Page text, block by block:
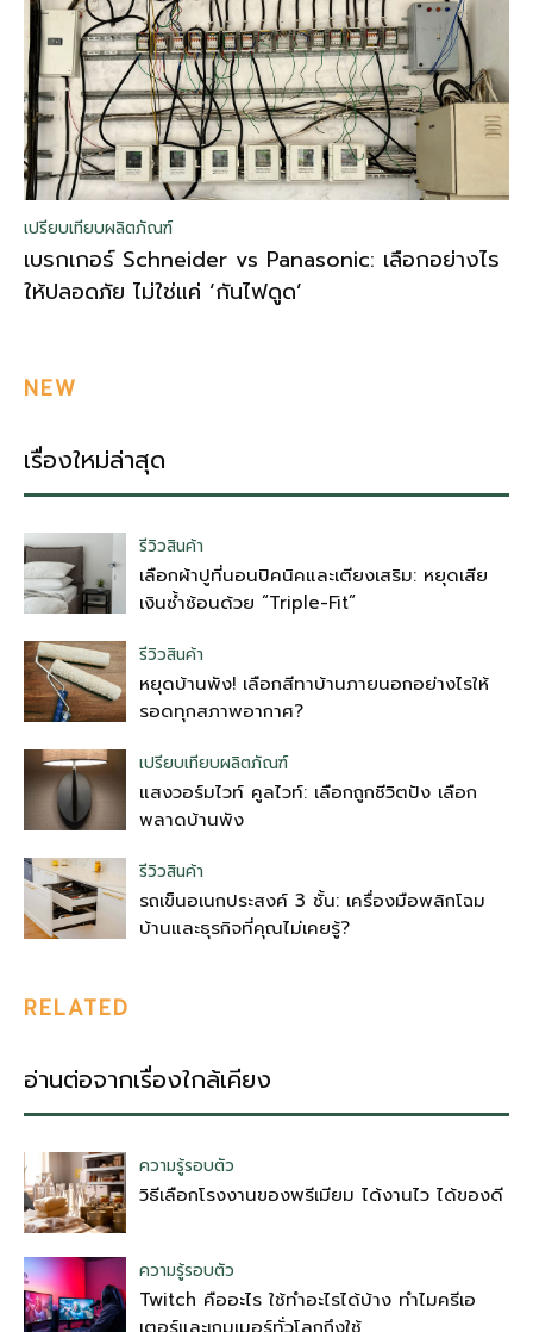
เปรียบเทียบผลิตภัณฑ์
เบรกเกอร์ Schneider vs Panasonic: เลือกอย่างไร
ให้ปลอดภัย ไม่ใช่แค่ ‘กันไฟดูด’
NEW
เรื่องใหม่ล่าสุด
รีวิวสินค้า
เลือกผ้าปูที่นอนปิคนิคและเตียงเสริม: หยุดเสีย
เงินซ้ำซ้อนด้วย “Triple-Fit”
รีวิวสินค้า
หยุดบ้านพัง! เลือกสีทาบ้านภายนอกอย่างไรให้
รอดทุกสภาพอากาศ?
เปรียบเทียบผลิตภัณฑ์
แสงวอร์มไวท์ คูลไวท์: เลือกถูกชีวิตปัง เลือก
พลาดบ้านพัง
รีวิวสินค้า
รถเข็นอเนกประสงค์ 3 ชั้น: เครื่องมือพลิกโฉม
บ้านและธุรกิจที่คุณไม่เคยรู้?
RELATED
อ่านต่อจากเรื่องใกล้เคียง
ความรู้รอบตัว
วิธีเลือกโรงงานของพรีเมียม ได้งานไว ได้ของดี
ความรู้รอบตัว
Twitch คืออะไร ใช้ทำอะไรได้บ้าง ทำไมครีเอ